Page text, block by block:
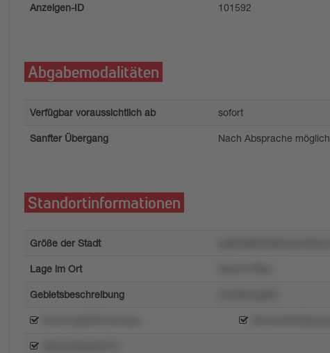
Anzeigen-ID 101592
Abgabemodalitäten
Verfügbar voraussichtlich ab sofort
Sanfter Übergang Nach Absprache möglich
Standortinformationen
Größe der Stadt
Lage im Ort
Gebietsbeschreibung